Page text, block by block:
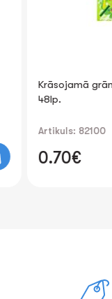
Krāsojamā grāmata A4
Artikuls: 82100
0.70€